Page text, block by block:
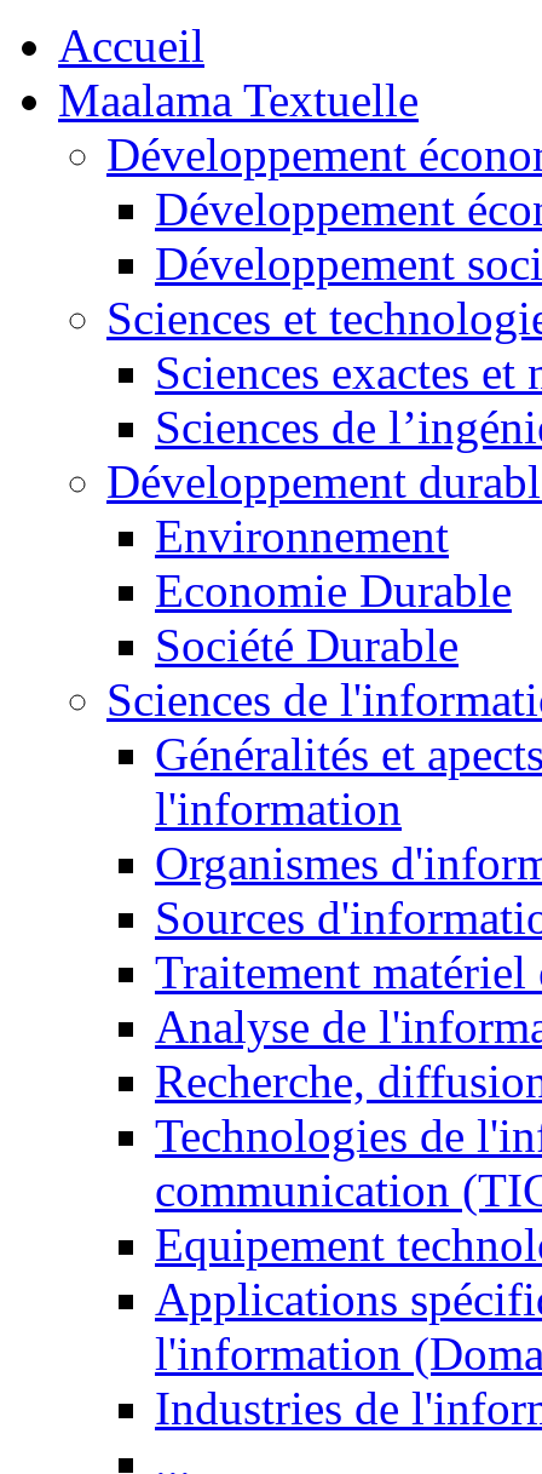
Accueil
Maalama Textuelle
Développement
Développement
Développement
Sciences et
Sciences exactes et
Sciences de
Développement
Environnement
Economie Durable
Société Durable
Sciences de
Généralités et
l'information
Organismes
Sources
Traitement matériel
Analyse de
Recherche,
Technologies de
communication
Equipement
Applications
l'information
Industries de
...